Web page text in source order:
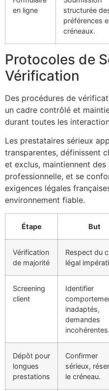
en ligne
structurée
préférences
créneaux.
Protocoles de
Vérification
Des procédures de
un cadre contrôlé et
durant toutes les
Les prestataires sérieux
transparentes, définissent
et exclus, maintiennent
professionnelle, et se
exigences légales
environnement fiable.
Étape But
Vérification
de majorité
Respect du
légal
Screening
client
Identifier
inadaptés,
demandes
incohérentes.
Dépôt pour
longues
prestations
Confirmer
sérieux,
le créneau.